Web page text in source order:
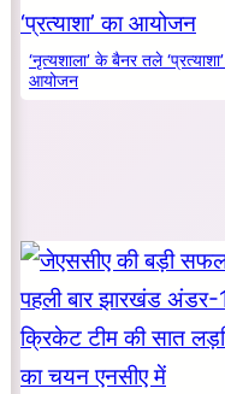
‘नृत्यशाला’ के बैनर तले
आयोजन